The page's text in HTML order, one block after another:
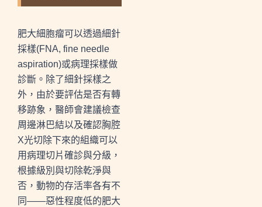
肥大細胞瘤可以透過細針
採樣(FNA, fine needle
aspiration)或病理採樣做
診斷。除了細針採樣之
外，由於要評估是否有轉
移跡象，醫師會建議檢查
周邊淋巴結以及確認胸腔
X光切除下來的組織可以
用病理切片確診與分級，
根據級別與切除乾淨與
否，動物的存活率各有不
同——惡性程度低的肥大